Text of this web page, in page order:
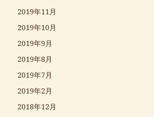
2019年11月
2019年10月
2019年9月
2019年8月
2019年7月
2019年2月
2018年12月